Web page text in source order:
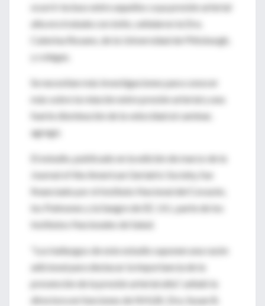
ocurrir incluso entre aquellos cuya presión arterial
alta era tratada con éxito, señalaron la Dra.
Caterina Rosano, de la Universidad de Pittsburgh,
y colegas.
Se necesitan más investigaciones para conocer
más sobre la relación entre presión arterial y una
fuerte disminución de la velocidad al caminar,
agregó.
El estudio, publicado en la edición de marzo de la
Journal of the American Geriatric Society, fue
financiado por el Instituto Nacional del Corazón,
los Pulmones y la Sangre de EE. UU., parte de los
Institutos Nacionales de Salud.
"Los hallazgos de este estudio suponen una razón
adicional para destacar la importancia de la
prevención de la presión arterial alta", señaló la
directora en funciones de NHLBI, Dra. Susan B.